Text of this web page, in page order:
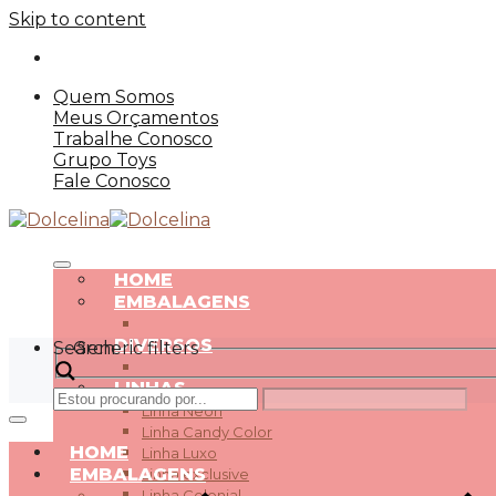
Skip to content
Quem Somos
Meus Orçamentos
Trabalhe Conosco
Grupo Toys
Fale Conosco
HOME
EMBALAGENS
DIVERSOS
LINHAS
Linha Neon
Linha Candy Color
Linha Luxo
Linha exclusive
Search
Generic filters
HOME
EMBALAGENS